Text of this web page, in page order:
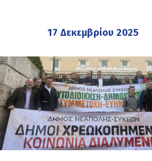
17 Δεκεμβρίου 2025